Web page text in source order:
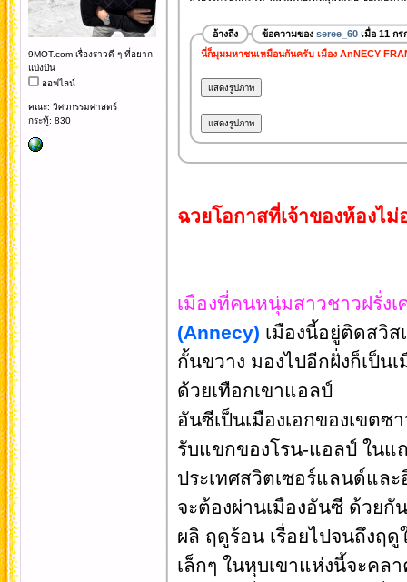
9MOT.com เรื่องราวดี ๆ ที่อยาก
แบ่งปัน
ออฟไลน์
คณะ: วิศวกรรมศาสตร์
กระทู้: 830
อ้างถึง ข้อความของ seree_60เมื่อ 11 กร
นี่ก็มุมมหาชนเหมือนกันครับ เมือง AnNECY
ฉวยโอกาสที่เจ้าของห้องไ
เมืองที่คนหนุ่มสาวชาวฝรั่ง
(Annecy) เมืองนี้อยู่ติดสวิ
กั้นขวาง มองไปอีกฝั่งก็เป็น
ด้วยเทือกเขาแอลป์
อันซีเป็นเมืองเอกของเขตซ
รับแขกของโรน-แอลป์ ในแ
ประเทศสวิตเซอร์แลนด์แล
จะต้องผ่านเมืองอันซี ด้วยกั
ผลิ ฤดูร้อน เรื่อยไปจนถึงฤ
เล็กๆ ในหุบเขาแห่งนี้จะคล